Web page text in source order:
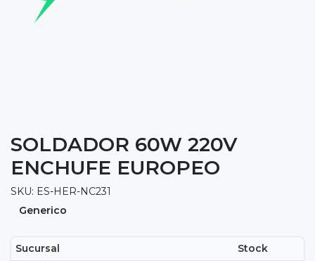
SOLDADOR 60W 220V
ENCHUFE EUROPEO
SKU: ES-HER-NC231
Generico
Sucursal Stock